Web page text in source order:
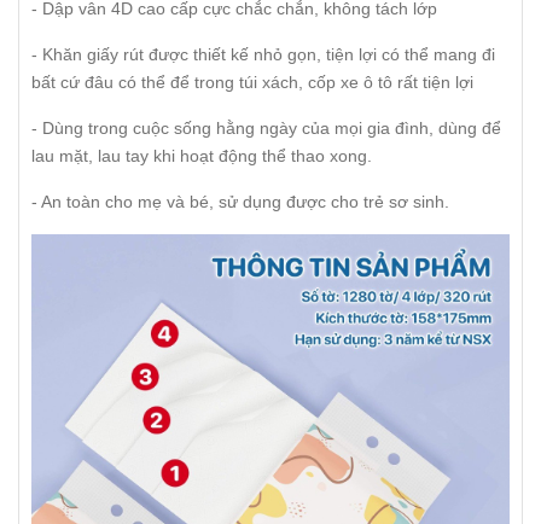
- Dập vân 4D cao cấp cực chắc chắn, không tách lớp
- Khăn giấy rút được thiết kế nhỏ gọn, tiện lợi có thể mang đi
bất cứ đâu có thể để trong túi xách, cốp xe ô tô rất tiện lợi
- Dùng trong cuộc sống hằng ngày của mọi gia đình, dùng để
lau mặt, lau tay khi hoạt động thể thao xong.
- An toàn cho mẹ và bé, sử dụng được cho trẻ sơ sinh.